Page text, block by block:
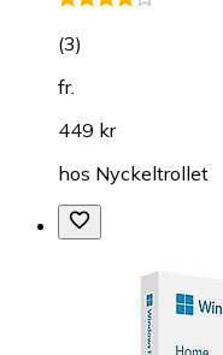
(3)
fr.
449 kr
hos Nyckeltrollet